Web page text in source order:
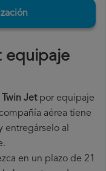
equipaje
Jetpor equipaje
aérea tiene
entregárselo al
en un plazo de 21